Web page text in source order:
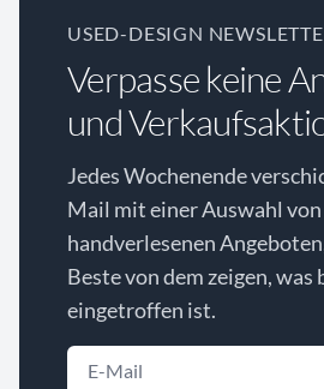
USED-DESIGN
Verpasse keine
und
Jedes Wochenende
Mail mit einer Auswahl von
handverlesenen
Beste von dem zeigen, was
eingetroffen ist.